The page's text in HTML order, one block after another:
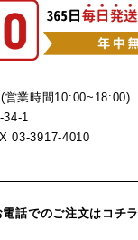
(営業時間10:00~18:00)
34-1
03-3917-4010
電話でのご注文はコチラ